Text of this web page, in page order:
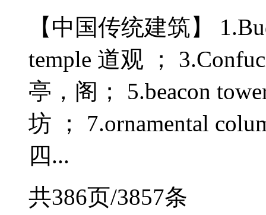
【中国传统建筑】
temple 道观 ；
亭，阁； 5.beacon
坊 ； 7.ornamental
四...
共386页/3857条